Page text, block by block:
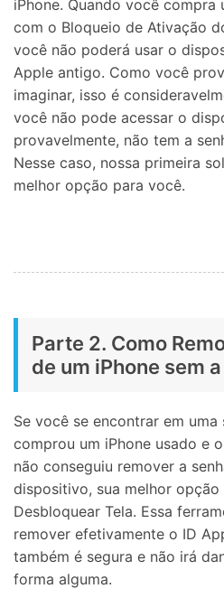
iPhone. Quando você
com o Bloqueio de Ativação
você não poderá usar o
Apple antigo. Como você
imaginar, isso é
você não pode acessar o
provavelmente, não tem a
Nesse caso, nossa primeira
melhor opção para você.
Parte 2. Como
de um iPhone sem
Se você se encontrar em
comprou um iPhone usado e
não conseguiu remover a
dispositivo, sua melhor opção
Desbloquear Tela. Essa
remover efetivamente o ID
também é segura e não irá
forma alguma.